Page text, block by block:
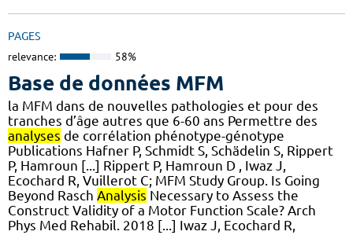
PAGES
relevance: 58%
Base de données MFM
la MFM dans de nouvelles pathologies et pour des
tranches d’âge autres que 6-60 ans Permettre des
analyses de corrélation phénotype-génotype
Publications Hafner P, Schmidt S, Schädelin S, Rippert
P, Hamroun [...] Rippert P, Hamroun D , Iwaz J,
Ecochard R, Vuillerot C; MFM Study Group. Is Going
Beyond Rasch Analysis Necessary to Assess the
Construct Validity of a Motor Function Scale? Arch
Phys Med Rehabil. 2018 [...] Iwaz J, Ecochard R,